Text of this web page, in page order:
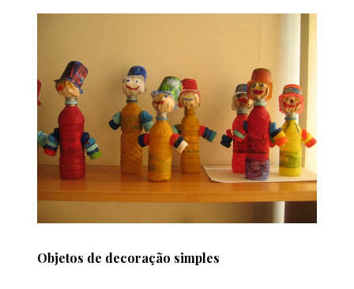
Objetos de decoração simples